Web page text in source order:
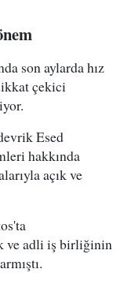
son aylarda hız
çekici
Esed
hakkında
açık ve
ve adli iş birliğinin